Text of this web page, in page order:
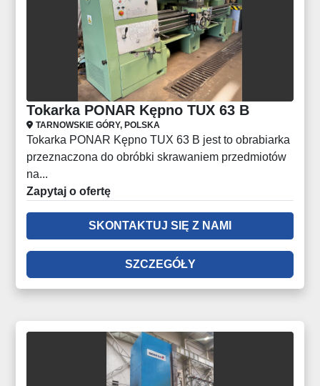
Tokarka PONAR Kępno TUX 63 B
TARNOWSKIE GÓRY, POLSKA
Tokarka PONAR Kępno TUX 63 B jest to obrabiarka
przeznaczona do obróbki skrawaniem przedmiotów
na...
Zapytaj o ofertę
SKONTAKTUJ SIĘ Z NAMI
SZCZEGÓŁY